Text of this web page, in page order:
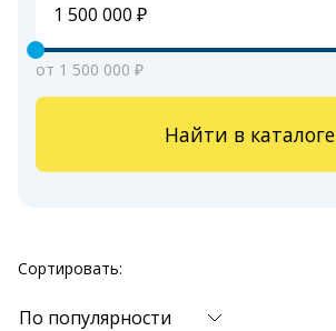
от 1 500 000 ₽
Найти в каталоге
Сортировать:
По популярности